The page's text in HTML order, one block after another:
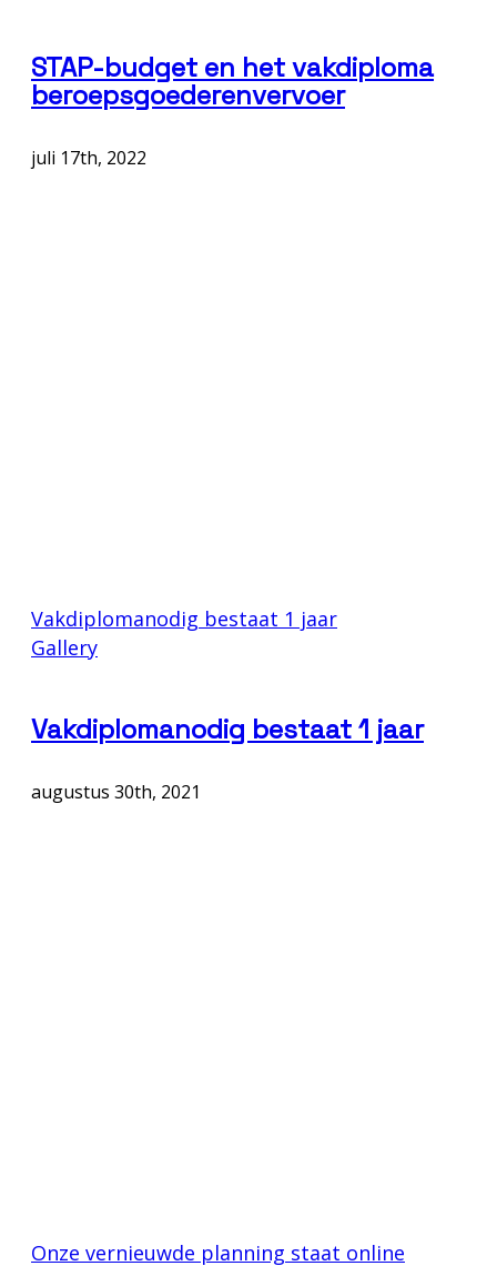
STAP-budget en het vakdiploma
beroepsgoederenvervoer
juli 17th, 2022
Vakdiplomanodig bestaat 1 jaar
Gallery
Vakdiplomanodig bestaat 1 jaar
augustus 30th, 2021
Onze vernieuwde planning staat online